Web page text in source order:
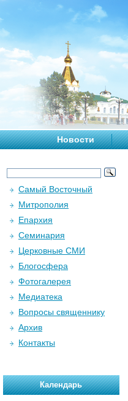
Новости
Самый Восточный
Митрополия
Епархия
Семинария
Церковные СМИ
Блогосфера
Фотогалерея
Медиатека
Вопросы священнику
Архив
Контакты
Календарь